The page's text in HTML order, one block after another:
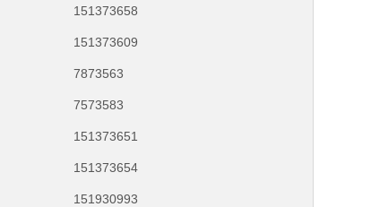
151373658
151373609
7873563
7573583
151373651
151373654
151930993